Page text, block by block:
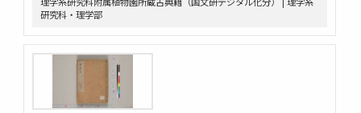
研究科・理学部